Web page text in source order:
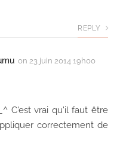
REPLY
on 23 juin 2014 19h00
C'est vrai qu'il faut être
correctement de